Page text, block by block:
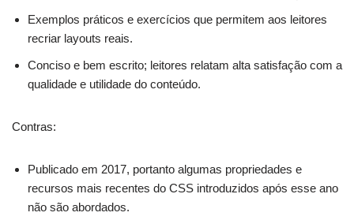
Exemplos práticos e exercícios que permitem aos leitores
recriar layouts reais.
Conciso e bem escrito; leitores relatam alta satisfação com a
qualidade e utilidade do conteúdo.
Contras:
Publicado em 2017, portanto algumas propriedades e
recursos mais recentes do CSS introduzidos após esse ano
não são abordados.